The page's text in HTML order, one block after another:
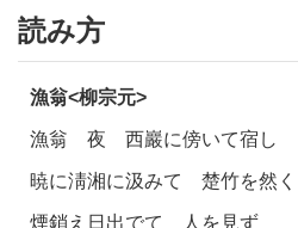
読み方
漁翁<柳宗元>
漁翁 夜 西巖に傍いて宿し
暁に淸湘に汲みて 楚竹を然く
煙銷え日出でて 人を見ず